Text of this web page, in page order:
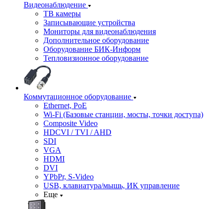
Видеонаблюдение
ТВ камеры
Записывающие устройства
Мониторы для видеонаблюдения
Дополнительное оборудование
Оборудование БИК-Информ
Тепловизионное оборудование
Коммутационное оборудование
Ethernet, PoE
Wi-Fi (Базовые станции, мосты, точки доступа)
Composite Video
HDCVI / TVI / AHD
SDI
VGA
HDMI
DVI
YPbPr, S-Video
USB, клавиатура/мышь, ИК управление
Еще